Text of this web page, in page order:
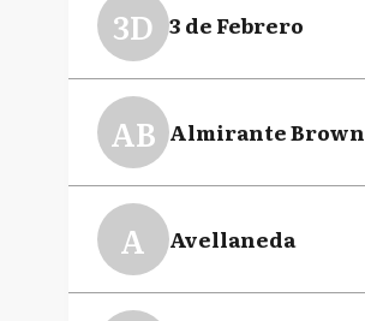
3D 3 de Febrero
AB Almirante Brown
A Avellaneda